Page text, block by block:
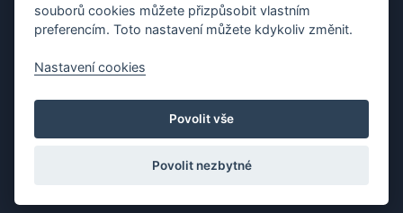
Organizace závodů dračích lodí, teambulding programy
souborů cookies můžete přizpůsobit vlastním
preferencím. Toto nastavení můžete kdykoliv změnit.
Nastavení cookies
Povolit vše
Povolit nezbytné